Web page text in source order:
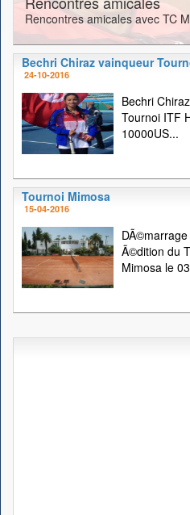
Rencontres amicales avec TC
Bechri Chiraz vainqueur
24-10-2016
Bechri
Tournoi ITF
10000US...
Tournoi Mimosa
15-04-2016
Ã©dition du
Mimosa le